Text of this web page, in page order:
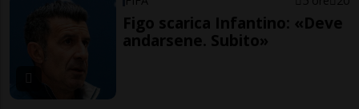
Figo scarica Infantino: «Deve
andarsene. Subito»